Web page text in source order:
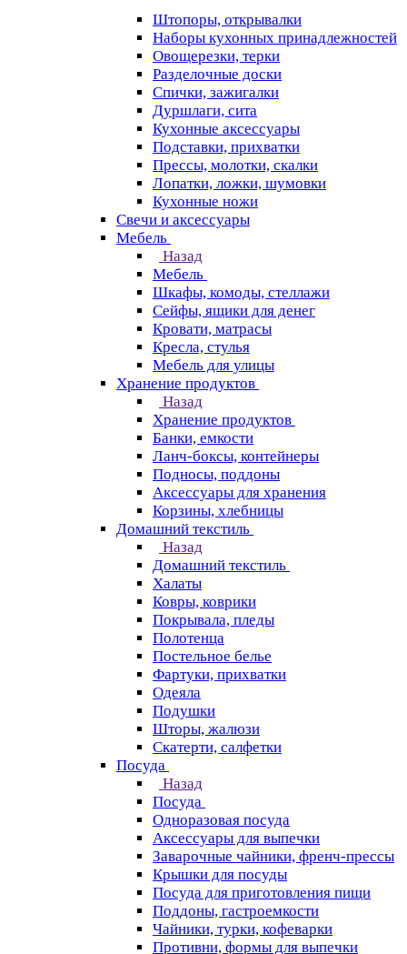
Штопоры, открывалки
Наборы кухонных принадлежностей
Овощерезки, терки
Разделочные доски
Спички, зажигалки
Дуршлаги, сита
Кухонные аксессуары
Подставки, прихватки
Прессы, молотки, скалки
Лопатки, ложки, шумовки
Кухонные ножи
Свечи и аксессуары
Мебель
Назад
Мебель
Шкафы, комоды, стеллажи
Сейфы, ящики для денег
Кровати, матрасы
Кресла, стулья
Мебель для улицы
Хранение продуктов
Назад
Хранение продуктов
Банки, емкости
Ланч-боксы, контейнеры
Подносы, поддоны
Аксессуары для хранения
Корзины, хлебницы
Домашний текстиль
Назад
Домашний текстиль
Халаты
Ковры, коврики
Покрывала, пледы
Полотенца
Постельное белье
Фартуки, прихватки
Одеяла
Подушки
Шторы, жалюзи
Скатерти, салфетки
Посуда
Назад
Посуда
Одноразовая посуда
Аксессуары для выпечки
Заварочные чайники, френч-прессы
Крышки для посуды
Посуда для приготовления пищи
Поддоны, гастроемкости
Чайники, турки, кофеварки
Противни, формы для выпечки